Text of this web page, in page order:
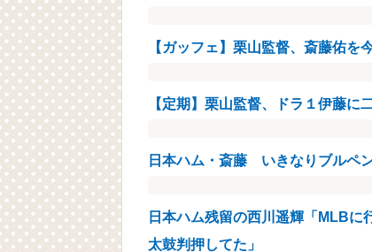
【ガッフェ】栗山監督、斎藤佑を
【定期】栗山監督、ドラ１伊藤に
日本ハム・斎藤 いきなりブルペ
日本ハム残留の西川遥輝「MLBに
太鼓判押してた」